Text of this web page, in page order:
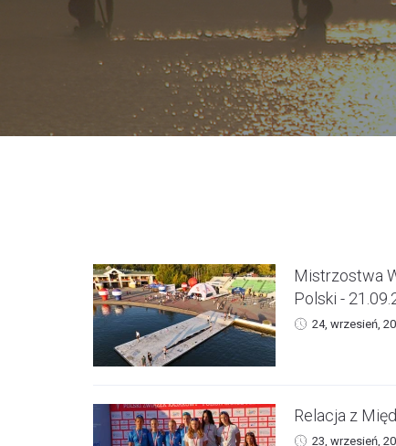
Mistrzostwa
Polski -
24, wrzesień,
Relacja z
23, wrzesień,